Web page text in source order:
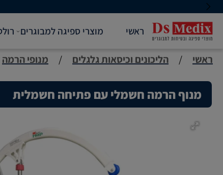
ראשי מוצרי ספיגה למבוגרים
ראשי / הליכונים וכיסאות גלגלים / מנופי הרמה
מנוף הרמה חשמלי עם פתיחה חשמלית